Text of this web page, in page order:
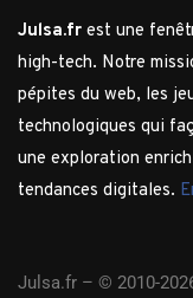
Julsa.fr est une
high-tech. Notre
pépites du web, les
technologiques qui
une exploration
tendances digitales.
Julsa.fr – © 2010-